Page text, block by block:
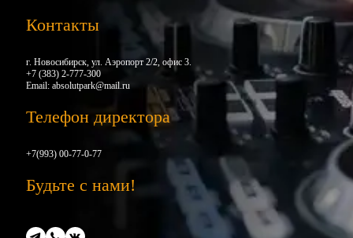
Контакты
г. Новосибирск, ул. Аэропорт 2/2, офис 3.
+7 (383) 2-777-300
Email: absolutpark@mail.ru
Телефон директора
+7(993) 00-77-0-77
Будьте с нами!